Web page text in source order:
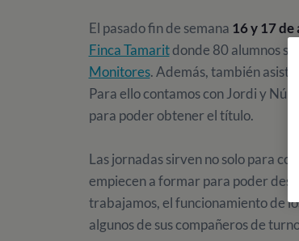
El pasado fin de semana 16 y 17 de
Finca Tamaritdonde 80 alumnos
Monitores. Además, también
Para ello contamos con Jordi y
para poder obtener el título.
Las jornadas sirven no solo para
empiecen a formar para poder
trabajamos, el funcionamiento de
algunos de sus compañeros de